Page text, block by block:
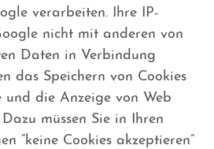
verarbeiten. Ihre IP-
nicht mit anderen von
Daten in Verbindung
das Speichern von Cookies
die Anzeige von Web
müssen Sie in Ihren
“keine Cookies akzeptieren”